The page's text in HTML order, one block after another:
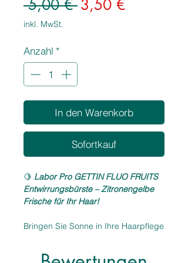
5,00 € Standardpreis
3,50 €Sale-
inkl. MwSt.
Anzahl *
In den Warenkorb
Sofortkauf
🍋 Labor Pro GETTIN FLUO FRUITS
Entwirrungsbürste – Zitronengelbe
Frische für Ihr Haar!
Bringen Sie Sonne in Ihre Haarpflege